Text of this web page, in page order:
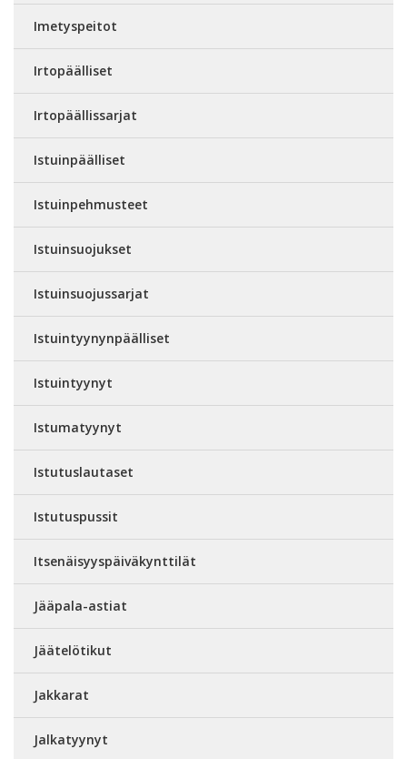
Imetyspeitot
Irtopäälliset
Irtopäällissarjat
Istuinpäälliset
Istuinpehmusteet
Istuinsuojukset
Istuinsuojussarjat
Istuintyynynpäälliset
Istuintyynyt
Istumatyynyt
Istutuslautaset
Istutuspussit
Itsenäisyyspäiväkynttilät
Jääpala-astiat
Jäätelötikut
Jakkarat
Jalkatyynyt